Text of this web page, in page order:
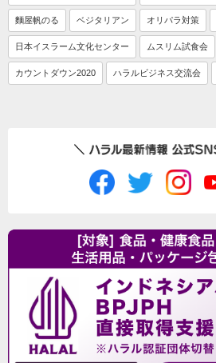
麵屋帆のる ベジタリアン オリパラ対策
日本イスラーム文化センター ムスリム試食会
カウントダウン2020 ハラルビジネス交流会